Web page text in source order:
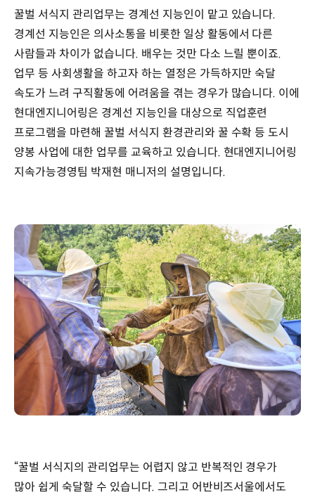
꿀벌 서식지 관리업무는 경계선 지능인이 맡고 있습니다.
경계선 지능인은 의사소통을 비롯한 일상 활동에서 다른
사람들과 차이가 없습니다. 배우는 것만 다소 느릴 뿐이죠.
업무 등 사회생활을 하고자 하는 열정은 가득하지만 숙달
속도가 느려 구직활동에 어려움을 겪는 경우가 많습니다. 이에
현대엔지니어링은 경계선 지능인을 대상으로 직업훈련
프로그램을 마련해 꿀벌 서식지 환경관리와 꿀 수확 등 도시
양봉 사업에 대한 업무를 교육하고 있습니다. 현대엔지니어링
지속가능경영팀 박재현 매니저의 설명입니다.
“꿀벌 서식지의 관리업무는 어렵지 않고 반복적인 경우가
많아 쉽게 숙달할 수 있습니다. 그리고 어반비즈서울에서도